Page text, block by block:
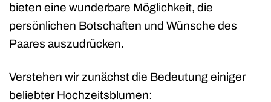
bieten eine wunderbare Möglichkeit, die
persönlichen Botschaften und Wünsche des
Paares auszudrücken.
Verstehen wir zunächst die Bedeutung einiger
beliebter Hochzeitsblumen: